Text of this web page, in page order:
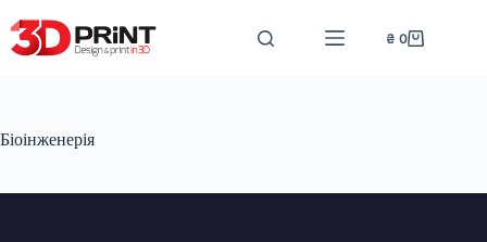
до
вмісту
Кошик
₴ 0
Біоінженерія